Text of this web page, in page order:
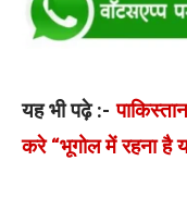
यह भी पढ़े :-
करे “भूगोल में रहना है